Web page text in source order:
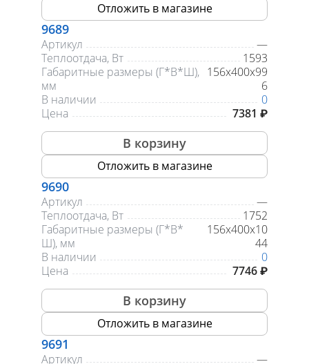
Отложить в магазине
9689
Артикул
—
Теплоотдача, Вт
1593
Габаритные размеры (Г*В*Ш),
мм
156х400х99
6
В наличии
0
Цена
7381 ₽
В корзину
Отложить в магазине
9690
Артикул
—
Теплоотдача, Вт
1752
Габаритные размеры (Г*В*
Ш), мм
156х400х10
44
В наличии
0
Цена
7746 ₽
В корзину
Отложить в магазине
9691
Артикул —